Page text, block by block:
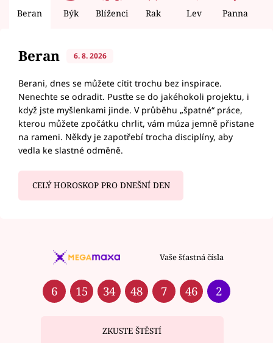
Beran Býk Blíženci Rak Lev Panna
Beran 6. 8. 2026
Berani, dnes se můžete cítit trochu bez inspirace.
Nenechte se odradit. Pusťte se do jakéhokoli projektu, i
když jste myšlenkami jinde. V průběhu „špatné“ práce,
kterou můžete zpočátku chrlit, vám múza jemně přistane
na rameni. Někdy je zapotřebí trocha disciplíny, aby
vedla ke slastné odměně.
CELÝ HOROSKOP PRO DNEŠNÍ DEN
Vaše šťastná čísla
6 15 34 48 7 46 2
ZKUSTE ŠTĚSTÍ